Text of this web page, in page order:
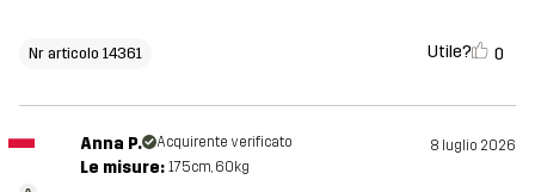
Nr articolo 14361 Utile? 0
Anna P. Acquirente verificato 8 luglio 2026
Le misure: 175cm, 60kg